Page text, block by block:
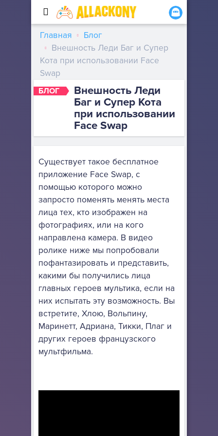
БЛОГ
Внешность Леди
Баг и Супер Кота
при использовании
Face Swap
Главная
Блог
Внешность Леди Баг и Супер
Кота при использовании Face
Swap
Существует такое бесплатное
приложение Face Swap, с
помощью которого можно
запросто поменять менять места
лица тех, кто изображен на
фотографиях, или на кого
направлена камера. В видео
ролике ниже мы попробовали
пофантазировать и представить,
какими бы получились лица
главных героев мультика, если на
них испытать эту возможность. Вы
встретите, Хлою, Вольпину,
Маринетт, Адриана, Тикки, Плаг и
других героев французского
мультфильма.